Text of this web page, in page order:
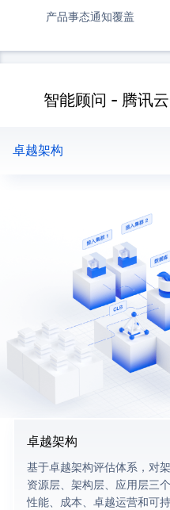
产品事态通知覆盖
智能顾问 - 腾讯
卓越架构
卓越架构
基于卓越架构评估体系，对
资源层、架构层、应用层三
性能、成本、卓越运营和可